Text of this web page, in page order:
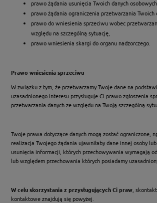
prawo żądania usunięcia Twoich danych osobowych,
prawo żądania ograniczenia przetwarzania Twoich
prawo do wniesienia sprzeciwu wobec
względu na szczególną sytuację,
prawo wniesienia skargi do organu nadzorczego.
Prawo wniesienia sprzeciwu
W związku z tym, że przetwarzamy Twoje dane na
uzasadnionego interesu przysługuje Ci prawo zgłoszenia
przetwarzania danych ze względu na Twoją szczególną
Twoje prawa dotyczące danych mogą zostać ograniczone,
realizacja Twojego żądania ujawniłaby dane innej osoby
usunięcia informacji, których przechowywania wymagają
lub względem przechowania których posiadamy
W celu skorzystania z przysługujących Ci praw ,
kontaktowe znajdują się powyżej.